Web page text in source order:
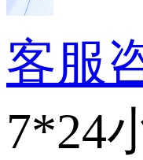
客服
7*24